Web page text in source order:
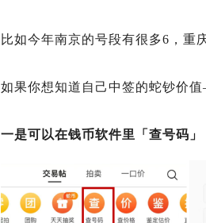
比如今年南京的号段有很多6，重
如果你想知道自己中签的蛇钞价
一是可以在钱币软件里「查号码」